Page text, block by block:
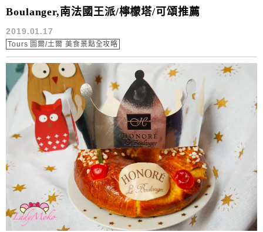
Boulanger,南法國王派/檸檬塔/可頌推薦
2019.01.17
Tours 圖爾/土爾 美食景點全攻略